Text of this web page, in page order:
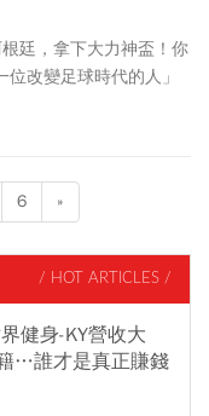
廷，拿下大力神盃！你
改變足球時代的人」
前效力於西班牙甲級
度成為全球身價最高球
，公開讚美亞馬爾，
與葡萄牙名將C羅，成
人生軌跡，你會發現是
的故事。
6 »
/ HOT ARTICLES /
健身-KY營收大
…誰才是真正賺錢